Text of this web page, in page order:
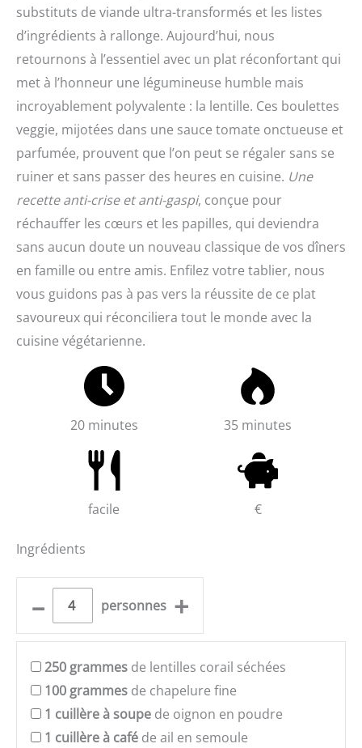
substituts de viande ultra-transformés et les listes
d’ingrédients à rallonge. Aujourd’hui, nous
retournons à l’essentiel avec un plat réconfortant qui
met à l’honneur une légumineuse humble mais
incroyablement polyvalente : la lentille. Ces boulettes
veggie, mijotées dans une sauce tomate onctueuse et
parfumée, prouvent que l’on peut se régaler sans se
ruiner et sans passer des heures en cuisine. Une
recette anti-crise et anti-gaspi, conçue pour
réchauffer les cœurs et les papilles, qui deviendra
sans aucun doute un nouveau classique de vos dîners
en famille ou entre amis. Enfilez votre tablier, nous
vous guidons pas à pas vers la réussite de ce plat
savoureux qui réconciliera tout le monde avec la
cuisine végétarienne.
20 minutes 35 minutes
facile €
Ingrédients
– personnes +
250 grammes de lentilles corail séchées
100 grammes de chapelure fine
1 cuillère à soupe de oignon en poudre
1 cuillère à café de ail en semoule